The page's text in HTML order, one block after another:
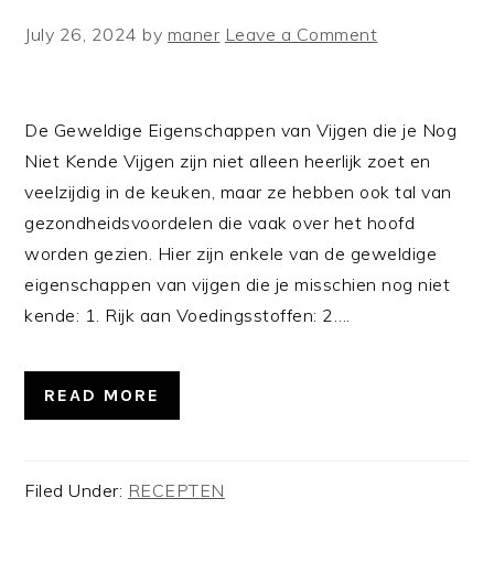
July 26, 2024 by maner Leave a Comment
De Geweldige Eigenschappen van Vijgen die je Nog
Niet Kende Vijgen zijn niet alleen heerlijk zoet en
veelzijdig in de keuken, maar ze hebben ook tal van
gezondheidsvoordelen die vaak over het hoofd
worden gezien. Hier zijn enkele van de geweldige
eigenschappen van vijgen die je misschien nog niet
kende: 1. Rijk aan Voedingsstoffen: 2….
READ MORE
Filed Under: RECEPTEN